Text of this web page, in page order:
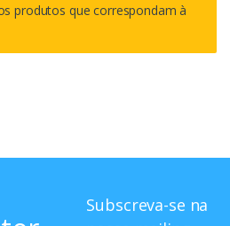
produtos que correspondam à
Subscreva-se na